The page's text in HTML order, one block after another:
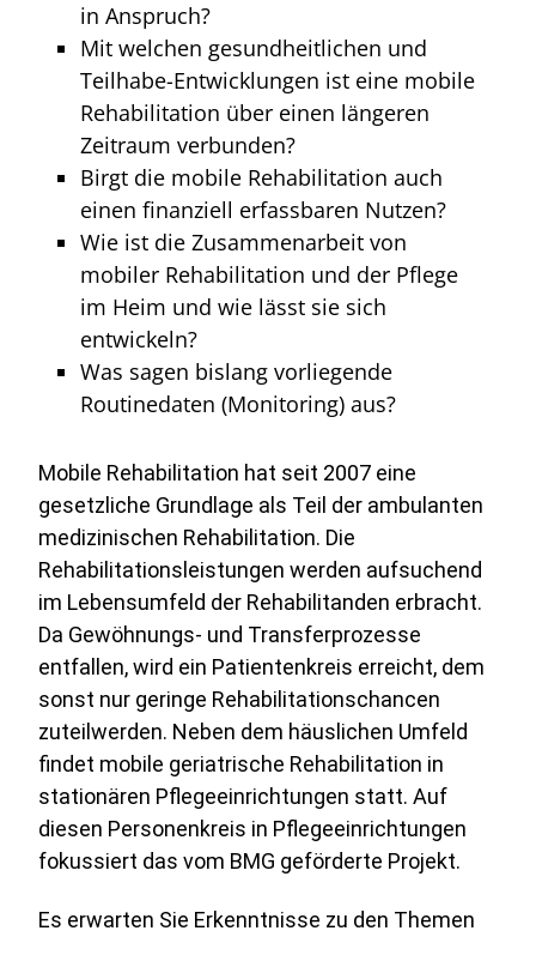
in Anspruch?
Mit welchen gesundheitlichen und
Teilhabe-Entwicklungen ist eine mobile
Rehabilitation über einen längeren
Zeitraum verbunden?
Birgt die mobile Rehabilitation auch
einen finanziell erfassbaren Nutzen?
Wie ist die Zusammenarbeit von
mobiler Rehabilitation und der Pflege
im Heim und wie lässt sie sich
entwickeln?
Was sagen bislang vorliegende
Routinedaten (Monitoring) aus?
Mobile Rehabilitation hat seit 2007 eine
gesetzliche Grundlage als Teil der ambulanten
medizinischen Rehabilitation. Die
Rehabilitationsleistungen werden aufsuchend
im Lebensumfeld der Rehabilitanden erbracht.
Da Gewöhnungs- und Transferprozesse
entfallen, wird ein Patientenkreis erreicht, dem
sonst nur geringe Rehabilitationschancen
zuteilwerden. Neben dem häuslichen Umfeld
findet mobile geriatrische Rehabilitation in
stationären Pflegeeinrichtungen statt. Auf
diesen Personenkreis in Pflegeeinrichtungen
fokussiert das vom BMG geförderte Projekt.
Es erwarten Sie Erkenntnisse zu den Themen